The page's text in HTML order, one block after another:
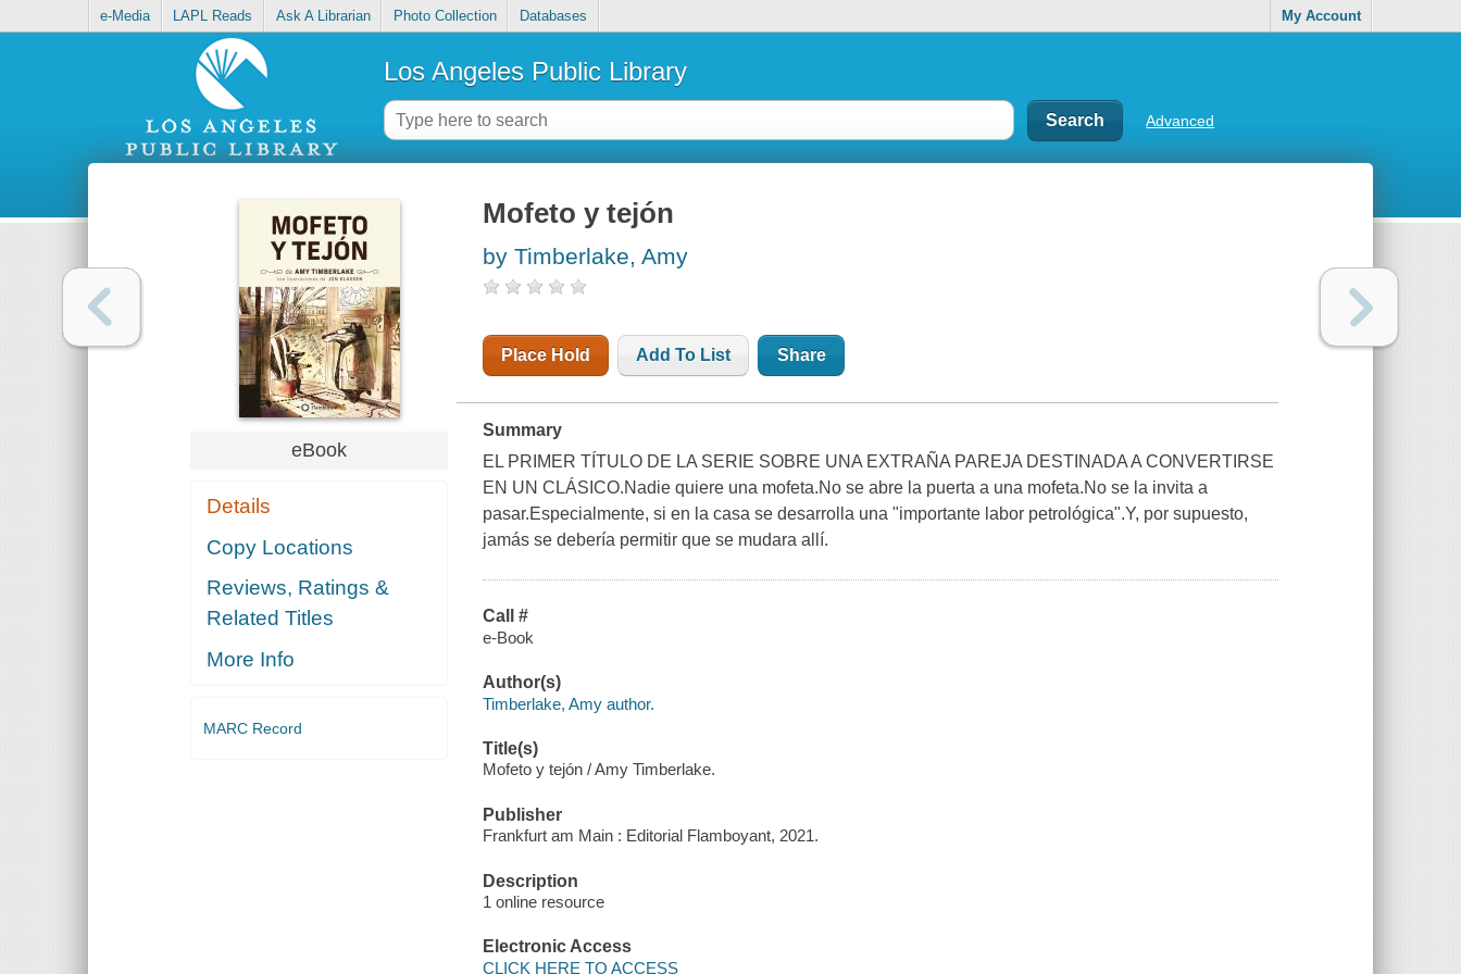
e-Media LAPL Reads Ask A Librarian Photo Collection Databases My Account
Los Angeles Public Library
Advanced
eBook
Details
Copy Locations
Reviews, Ratings &
Related Titles
More Info
MARC Record
Mofeto y tejón
by Timberlake, Amy
Place Hold Add To List Share
Summary
EL PRIMER TÍTULO DE LA SERIE SOBRE UNA EXTRAÑA PAREJA DESTINADA A CONVERTIRSE
EN UN CLÁSICO.Nadie quiere una mofeta.No se abre la puerta a una mofeta.No se la invita a
pasar.Especialmente, si en la casa se desarrolla una "importante labor petrológica".Y, por supuesto,
jamás se debería permitir que se mudara allí.
Call #
e-Book
Author(s)
Timberlake, Amy author.
Title(s)
Mofeto y tejón / Amy Timberlake.
Publisher
Frankfurt am Main : Editorial Flamboyant, 2021.
Description
1 online resource
Electronic Access
CLICK HERE TO ACCESS